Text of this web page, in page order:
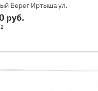
Берег Иртыша ул.
руб.
2